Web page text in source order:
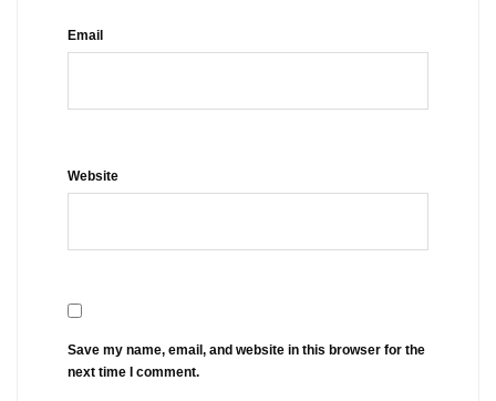
Email
Website
Save my name, email, and website in this browser for the
next time I comment.